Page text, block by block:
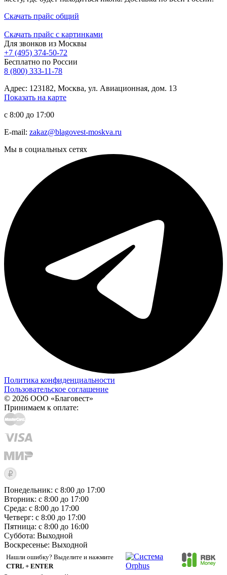
Скачать прайс общий
Скачать прайс с картинками
Для звонков из Москвы
+7 (495) 374-50-72
Бесплатно по России
8 (800) 333-11-78
Адрес: 123182, Москва, ул. Авиационная, дом. 13
Показать на карте
с 8:00 до 17:00
E-mail: zakaz@blagovest-moskva.ru
Мы в социальных сетях
Политика конфиденциальности
Пользовательское соглашение
© 2026 ООО «Благовест»
Принимаем к оплате:
Понедельник: с 8:00 до 17:00
Вторник: с 8:00 до 17:00
Среда: с 8:00 до 17:00
Четверг: с 8:00 до 17:00
Пятница: с 8:00 до 16:00
Суббота: Выходной
Воскресенье: Выходной
Нашли ошибку? Выделите и нажмите
CTRL + ENTER